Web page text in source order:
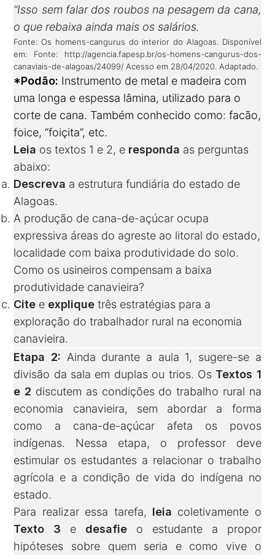
“Isso sem falar dos roubos na pesagem da cana,
o que rebaixa ainda mais os salários.
Fonte: Os homens-cangurus do interior do Alagoas. Disponível
em: Fonte: http://agencia.fapesp.br/os-homens-cangurus-dos-
canaviais-de-alagoas/24099/ Acesso em 28/04/2020. Adaptado.
*Podão: Instrumento de metal e madeira com
uma longa e espessa lâmina, utilizado para o
corte de cana. Também conhecido como: facão,
foice, “foiçita”, etc.
Leia os textos 1 e 2, e responda as perguntas
abaixo:
Descreva a estrutura fundiária do estado de
Alagoas.
A produção de cana-de-açúcar ocupa
expressiva áreas do agreste ao litoral do estado,
localidade com baixa produtividade do solo.
Como os usineiros compensam a baixa
produtividade canavieira?
Cite e expliquetrês estratégias para a
exploração do trabalhador rural na economia
canavieira.
Etapa 2: Ainda durante a aula 1, sugere-se a
divisão da sala em duplas ou trios. Os Textos 1
e 2 discutem as condições do trabalho rural na
economia canavieira, sem abordar a forma
como a cana-de-açúcar afeta os povos
indígenas. Nessa etapa, o professor deve
estimular os estudantes a relacionar o trabalho
agrícola e a condição de vida do indígena no
estado.
Para realizar essa tarefa, leia coletivamente o
Texto 3 e desafie o estudante a propor
hipóteses sobre quem seria e como vive o